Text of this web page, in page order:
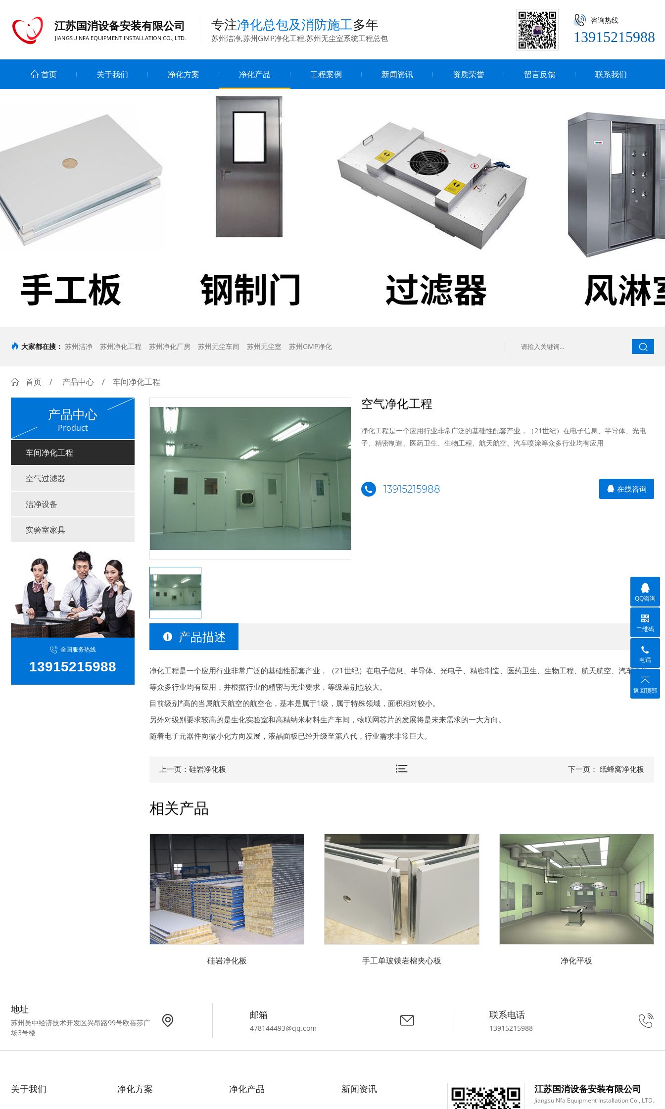
江苏国消设备安装有限公司
JIANGSU NFA EQUIPMENT INSTALLATION CO., LTD.
专注净化总包及消防施工多年
苏州洁净,苏州GMP净化工程,苏州无尘室系统工程总包
咨询热线
13915215988
首页 关于我们 净化方案 净化产品 工程案例 新闻资讯 资质荣誉 留言反馈 联系我们
大家都在搜： 苏州洁净 苏州净化工程 苏州净化厂房 苏州无尘车间 苏州无尘室 苏州GMP净化
首页 / 产品中心 / 车间净化工程
产品中心
Product
车间净化工程
空气过滤器
洁净设备
实验室家具
全国服务热线
13915215988
空气净化工程
​净化工程是一个应用行业非常广泛的基础性配套产业，（21世纪）在电子信息、半导体、光电
子、精密制造、医药卫生、生物工程、航天航空、汽车喷涂等众多行业均有应用
13915215988 在线咨询
产品描述
净化工程是一个应用行业非常广泛的基础性配套产业，（21世纪）在电子信息、半导体、光电子、精密制造、医药卫生、生物工程、航天航空、汽车喷涂
等众多行业均有应用，并根据行业的精密与无尘要求，等级差别也较大。
目前级别*高的当属航天航空的航空仓，基本是属于1级，属于特殊领域，面积相对较小。
另外对级别要求较高的是生化实验室和高精纳米材料生产车间，物联网芯片的发展将是未来需求的一大方向。
随着电子元器件向微小化方向发展，液晶面板已经升级至第八代，行业需求非常巨大。
上一页：硅岩净化板 下一页： 纸蜂窝净化板
相关产品
硅岩净化板 手工单玻镁岩棉夹心板 净化平板
地址
苏州吴中经济技术开发区兴昂路99号欧蓓莎广
场3号楼
邮箱
478144493@qq.com
联系电话
13915215988
关于我们 净化方案 净化产品 新闻资讯 江苏国消设备安装有限公司
Jiangsu Nfa Equipment Installation Co., LTD.
QQ咨询
二维码
电话
返回顶部